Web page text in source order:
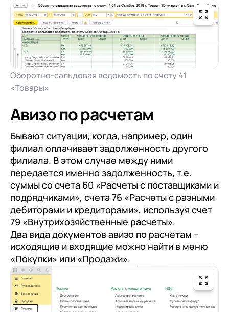
Оборотно-сальдовая ведомость по счету 41
«Товары»
Авизо по расчетам
Бывают ситуации, когда, например, один
филиал оплачивает задолженность другого
филиала. В этом случае между ними
передается именно задолженность, т.е.
суммы со счета 60 «Расчеты с поставщиками и
подрядчиками», счета 76 «Расчеты с разными
дебиторами и кредиторами», используя счет
79 «Внутрихозяйственные расчеты».
Два вида документов авизо по расчетам –
исходящие и входящие можно найти в меню
«Покупки» или «Продажи».